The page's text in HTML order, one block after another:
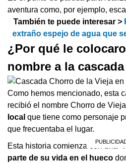
aventura como, por ejemplo,
También te puede interesar >
extraño espejo de agua que
¿Por qué le
nombre a la
Como hemos mencionado, esta
recibió el nombre Chorro de
local que tiene como personaje
que frecuentaba el lugar.
Esta historia comienza con una
parte de su vida en el hueco